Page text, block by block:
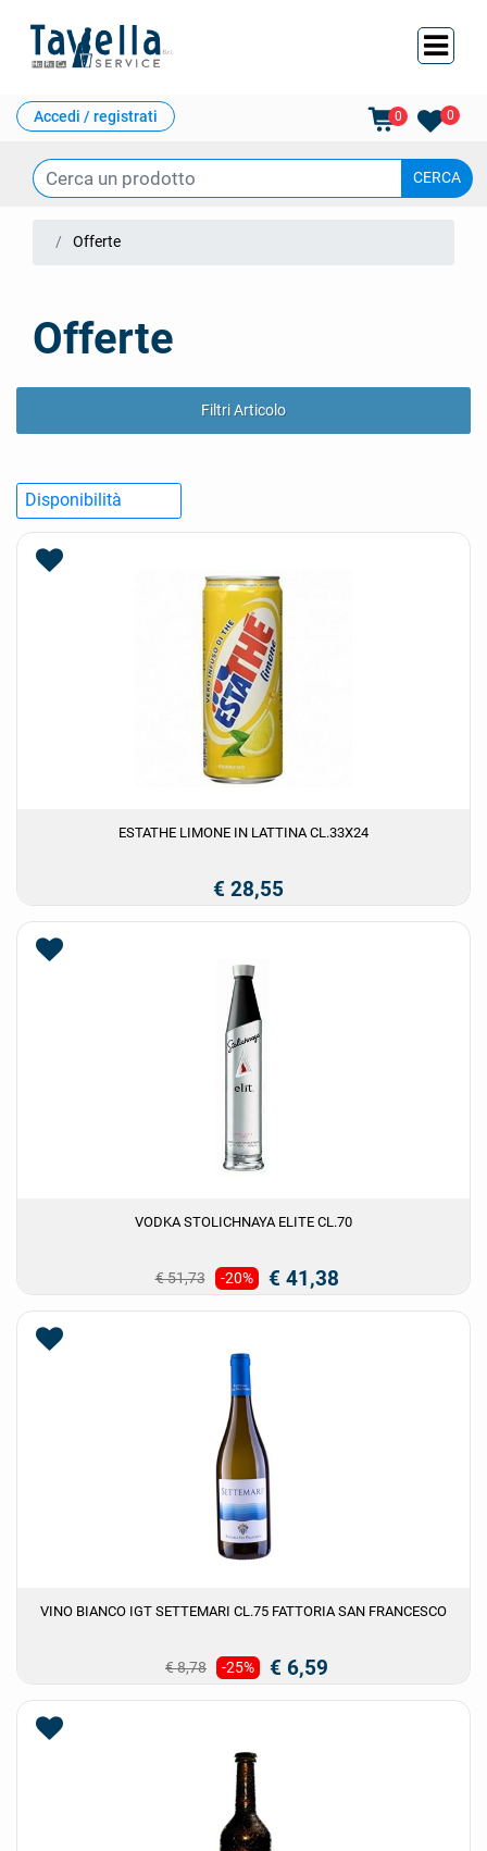
Accedi / registrati 0 0
Offerte
Offerte
Filtri Articolo
ESTATHE LIMONE IN LATTINA CL.33X24
€ 28,55
VODKA STOLICHNAYA ELITE CL.70
€ 51,73 -20% € 41,38
VINO BIANCO IGT SETTEMARI CL.75 FATTORIA SAN FRANCESCO
€ 8,78 -25% € 6,59